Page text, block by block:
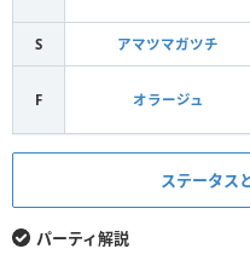
S アマツマガツチ
F オラージュ
ステータス
パーティ解説